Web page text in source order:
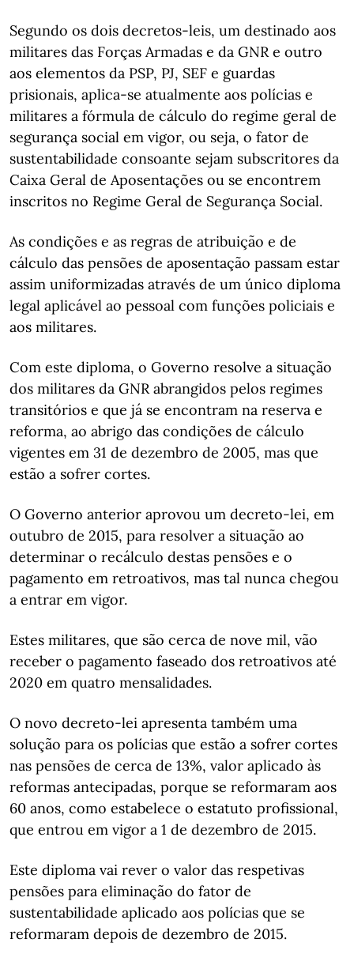
Segundo os dois decretos-leis, um destinado aos
militares das Forças Armadas e da GNR e outro
aos elementos da PSP, PJ, SEF e guardas
prisionais, aplica-se atualmente aos polícias e
militares a fórmula de cálculo do regime geral de
segurança social em vigor, ou seja, o fator de
sustentabilidade consoante sejam subscritores da
Caixa Geral de Aposentações ou se encontrem
inscritos no Regime Geral de Segurança Social.
As condições e as regras de atribuição e de
cálculo das pensões de aposentação passam estar
assim uniformizadas através de um único diploma
legal aplicável ao pessoal com funções policiais e
aos militares.
Com este diploma, o Governo resolve a situação
dos militares da GNR abrangidos pelos regimes
transitórios e que já se encontram na reserva e
reforma, ao abrigo das condições de cálculo
vigentes em 31 de dezembro de 2005, mas que
estão a sofrer cortes.
O Governo anterior aprovou um decreto-lei, em
outubro de 2015, para resolver a situação ao
determinar o recálculo destas pensões e o
pagamento em retroativos, mas tal nunca chegou
a entrar em vigor.
Estes militares, que são cerca de nove mil, vão
receber o pagamento faseado dos retroativos até
2020 em quatro mensalidades.
O novo decreto-lei apresenta também uma
solução para os polícias que estão a sofrer cortes
nas pensões de cerca de 13%, valor aplicado às
reformas antecipadas, porque se reformaram aos
60 anos, como estabelece o estatuto profissional,
que entrou em vigor a 1 de dezembro de 2015.
Este diploma vai rever o valor das respetivas
pensões para eliminação do fator de
sustentabilidade aplicado aos polícias que se
reformaram depois de dezembro de 2015.